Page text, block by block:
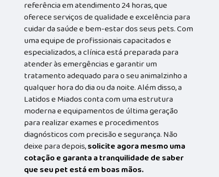
referência em atendimento 24 horas, que
oferece serviços de qualidade e excelência para
cuidar da saúde e bem-estar dos seus pets. Com
uma equipe de profissionais capacitados e
especializados, a clínica está preparada para
atender às emergências e garantir um
tratamento adequado para o seu animalzinho a
qualquer hora do dia ou da noite. Além disso, a
Latidos e Miados conta com uma estrutura
moderna e equipamentos de última geração
para realizar exames e procedimentos
diagnósticos com precisão e segurança. Não
deixe para depois,solicite agora mesmo uma
cotação e garanta a tranquilidade de saber
que seu pet está em boas mãos.